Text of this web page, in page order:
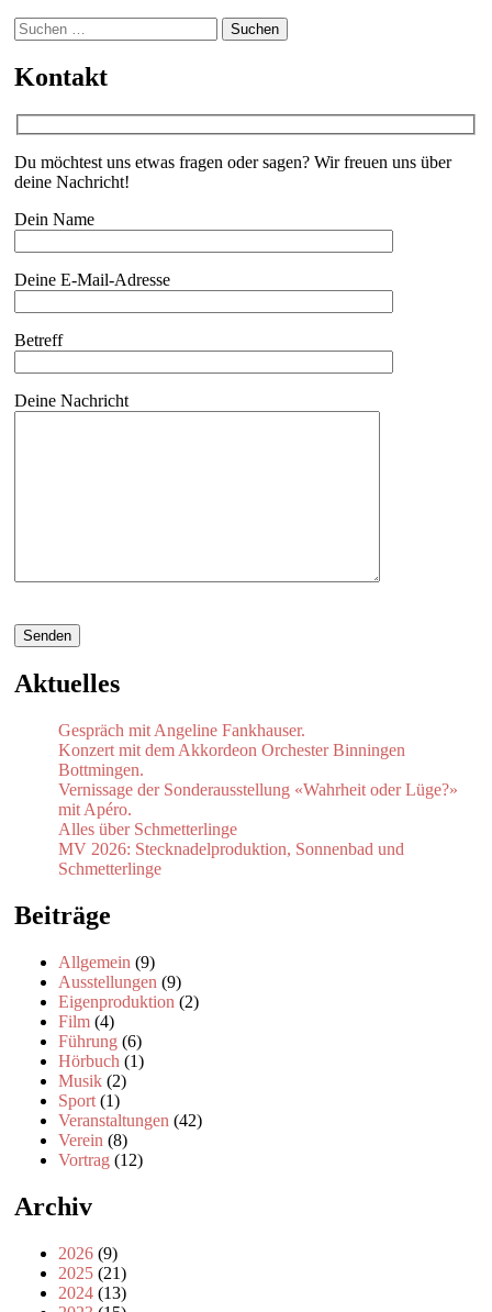
Suchen
nach:
Kontakt
Du möchtest uns etwas fragen oder sagen? Wir freuen uns über
deine Nachricht!
Dein Name
Deine E-Mail-Adresse
Betreff
Deine Nachricht
lasse
Feld
leer.
Aktuelles
Gespräch mit Angeline Fankhauser.
Konzert mit dem Akkordeon Orchester Binningen
Bottmingen.
Vernissage der Sonderausstellung «Wahrheit oder Lüge?»
mit Apéro.
Alles über Schmetterlinge
MV 2026: Stecknadelproduktion, Sonnenbad und
Schmetterlinge
Beiträge
Allgemein (9)
Ausstellungen (9)
Eigenproduktion (2)
Film (4)
Führung (6)
Hörbuch (1)
Musik (2)
Sport (1)
Veranstaltungen (42)
Verein (8)
Vortrag (12)
Archiv
2026 (9)
2025 (21)
2024 (13)